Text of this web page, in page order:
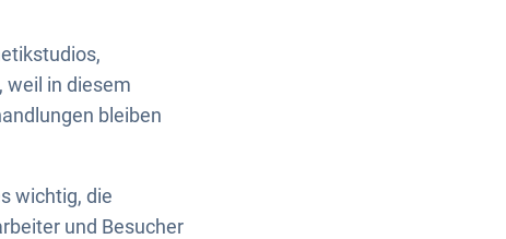
weil in diesem
bleiben
wichtig, die
und Besucher